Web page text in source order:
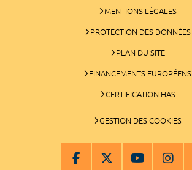
MENTIONS LÉGALES
PROTECTION DES DONNÉES
PLAN DU SITE
FINANCEMENTS EUROPÉENS
CERTIFICATION HAS
GESTION DES COOKIES